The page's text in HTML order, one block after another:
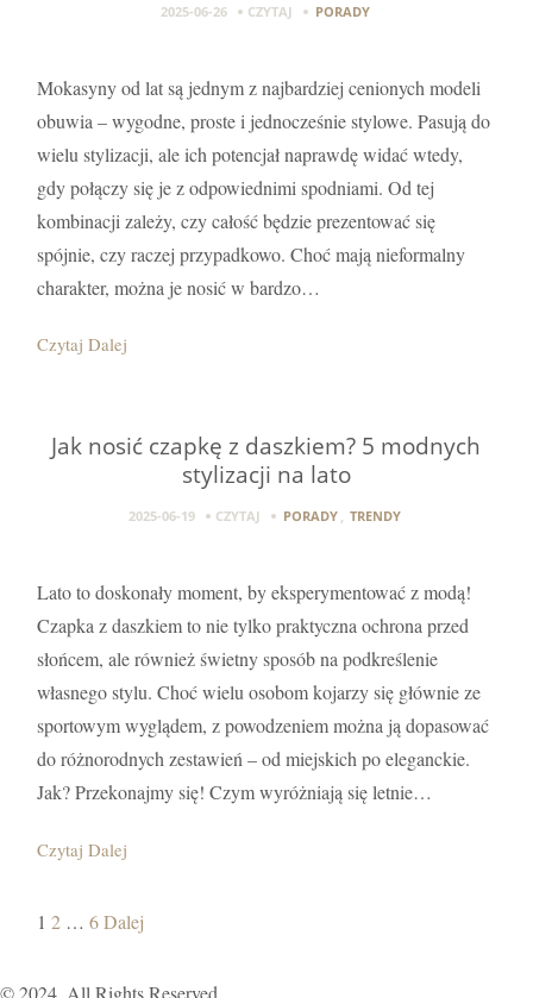
2025-06-26 CZYTAJ PORADY
Mokasyny od lat są jednym z najbardziej cenionych modeli
obuwia – wygodne, proste i jednocześnie stylowe. Pasują do
wielu stylizacji, ale ich potencjał naprawdę widać wtedy,
gdy połączy się je z odpowiednimi spodniami. Od tej
kombinacji zależy, czy całość będzie prezentować się
spójnie, czy raczej przypadkowo. Choć mają nieformalny
charakter, można je nosić w bardzo…
Czytaj Dalej
Jak nosić czapkę z daszkiem? 5 modnych
stylizacji na lato
2025-06-19 CZYTAJ PORADY TRENDY
Lato to doskonały moment, by eksperymentować z modą!
Czapka z daszkiem to nie tylko praktyczna ochrona przed
słońcem, ale również świetny sposób na podkreślenie
własnego stylu. Choć wielu osobom kojarzy się głównie ze
sportowym wyglądem, z powodzeniem można ją dopasować
do różnorodnych zestawień – od miejskich po eleganckie.
Jak? Przekonajmy się! Czym wyróżniają się letnie…
Czytaj Dalej
Nawigacja
Strona
istenieje!
1 Strona
istenieje!
2 … Strona
istenieje!
6 Dalej
© 2024. All Rights Reserved